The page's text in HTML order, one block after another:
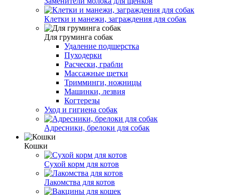
Клетки и манежи, заграждения для собак
Для груминга собак
Удаление подшерстка
Пуходерки
Расчески, грабли
Массажные щетки
Тримминги, ножницы
Машинки, лезвия
Когтерезы
Уход и гигиена собак
Адресники, брелоки для собак
Кошки
Сухой корм для котов
Лакомства для котов